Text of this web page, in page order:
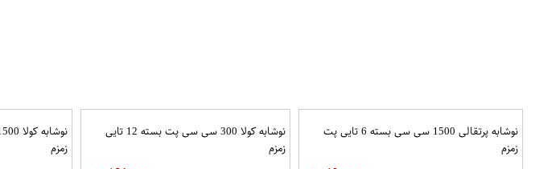
نوشابه پرتقالی 1500 سی سی بسته 6 تایی پت
زمزم
نوشابه کولا 300 سی سی پت بسته 12 تایی
زمزم
زمزم